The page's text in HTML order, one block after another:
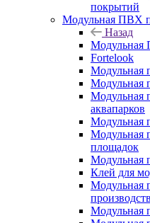
покрытий
Модульная ПВХ
Назад
Модульная
Fortelook
Модульная
Модульная
Модульная
аквапарков
Модульная
Модульная
площадок
Модульная
Клей для
Модульная
Модульная